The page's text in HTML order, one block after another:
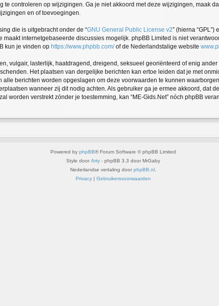
controleren op wijzigingen. Ga je niet akkoord met deze wijzigingen, maak
en of toevoegingen.
die is uitgebracht onder de “GNU General Public License v2” (hierna
maakt internetgebaseerde discussies mogelijk. phpBB Limited is niet
kun je vinden op https://www.phpbb.com/of de Nederlandstalige website
vulgair, lasterlijk, haatdragend, dreigend, seksueel georiënteerd of enig
Het plaatsen van dergelijke berichten kan ertoe leiden dat je met
berichten worden opgeslagen om deze voorwaarden te kunnen
wanneer zij dit nodig achten. Als gebruiker ga je ermee akkoord, dat
worden verstrekt zónder je toestemming, kan “ME-Gids.Net” nóch phpBB
Powered by phpBB® Forum Software © phpBB Limited
Style door Arty - phpBB 3.3 door MrGaby
Nederlandse vertaling door phpBB.nl
Privacy | Gebruikersvoorwaarden